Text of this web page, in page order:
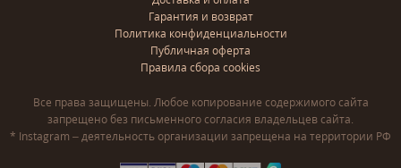
Гарантия и возврат
Политика конфиденциальности
Публичная оферта
Правила сбора cookies
Все права защищены. Любое копирование содержимого сайта
запрещено без письменного согласия владельцев сайта.
* Instagram – деятельность организации запрещена на территории РФ